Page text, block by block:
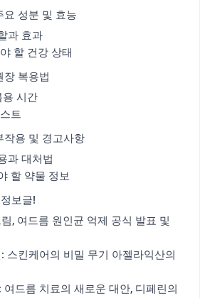
요 성분 및 효능
과 효과
할 건강 상태
장 복용법
용 시간
트
작용 및 경고사항
과 대처법
할 약물 정보
보글!
, 여드름 원인균 억제 공식 발표 및
스킨케어의 비밀 무기 아젤라익산의
여드름 치료의 새로운 대안, 디페린의